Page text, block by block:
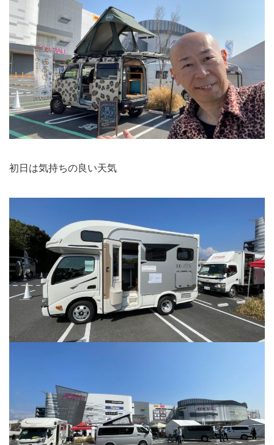
初日は気持ちの良い天気